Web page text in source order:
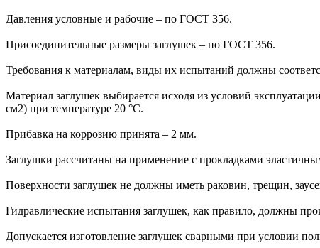
Давления условные и рабочие – по ГОСТ 356.
Присоединительные размеры заглушек – по ГОСТ 356.
Требования к материалам, виды их испытаний должны
Материал заглушек выбирается исходя из условий
см2) при температуре 20 °С.
Прибавка на коррозию принята – 2 мм.
Заглушки рассчитаны на применение с прокладками
Поверхности заглушек не должны иметь раковин, трещин,
Гидравлические испытания заглушек, как правило, должны
Допускается изготовление заглушек сварными при условии